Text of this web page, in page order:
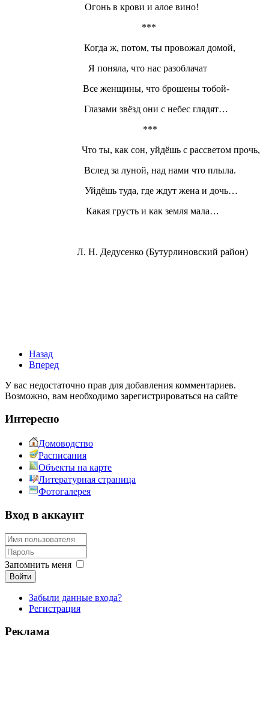
Огонь в крови и алое вино!
***
Когда ж, потом, ты провожал домой,
Я поняла, что нас разоблачат
Все женщины, что брошены тобой-
Глазами звёзд они с небес глядят…
***
Что ты, как сон, уйдёшь с рассветом прочь,
Вслед за луной, над нами что плыла.
Уйдёшь туда, где ждут жена и дочь…
Какая грусть и как земля мала…
Л. Н. Дедусенко (Бутурлиновский район)
Назад
Вперед
У вас недостаточно прав для добавления комментариев.
Возможно, вам необходимо зарегистрироваться на сайте
Интересно
Домоводство
Расписания
Объекты на карте
Литературная страница
Фотогалерея
Вход в аккаунт
Запомнить меня
Войти
Забыли данные входа?
Регистрация
Реклама